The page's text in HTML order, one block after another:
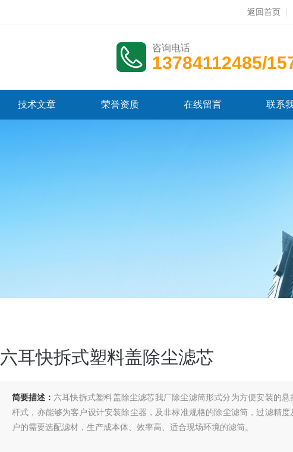
返回首页
咨询电话
13784112485/
技术文章 荣誉资质 在线留言 联系
六耳快拆式塑料盖除尘滤芯
简要描述： 六耳快拆式塑料盖除尘滤芯我厂除尘滤筒形式分为方便安装的悬
杆式，亦能够为客户设计安装除尘器，及非标准规格的除尘滤筒，过滤精
户的需要选配滤材，生产成本体、效率高、适合现场环境的滤筒。